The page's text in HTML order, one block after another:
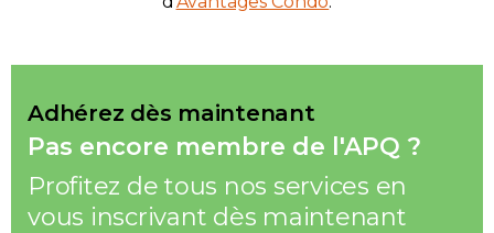
Adhérez dès maintenant
Pas encore membre de l'APQ ?
Profitez de tous nos services en
vous inscrivant dès maintenant